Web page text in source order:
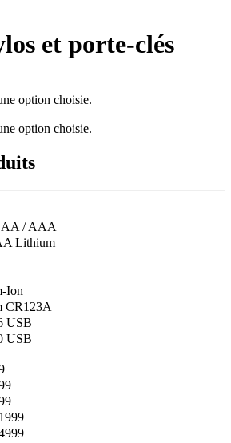
et porte-clés
option choisie.
option choisie.
/ AAA
Lithium
Ion
CR123A
USB
USB